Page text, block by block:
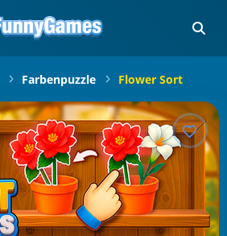
Farbenpuzzle Flower Sort